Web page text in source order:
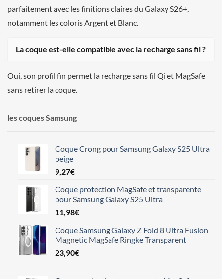
parfaitement avec les finitions claires du Galaxy S26+,
notamment les coloris Argent et Blanc.
La coque est-elle compatible avec la recharge sans fil ?
Oui, son profil fin permet la recharge sans fil Qi et MagSafe
sans retirer la coque.
les coques Samsung
Coque Crong pour Samsung Galaxy S25 Ultra
beige
9,27€
Coque protection MagSafe et transparente
pour Samsung Galaxy S25 Ultra
11,98€
Coque Samsung Galaxy Z Fold 8 Ultra Fusion
Magnetic MagSafe Ringke Transparent
23,90€